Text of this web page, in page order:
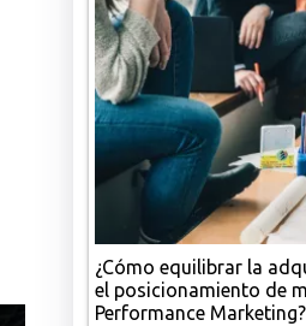
¿Cómo equilibrar la
el posicionamiento de
Performance Marketing?